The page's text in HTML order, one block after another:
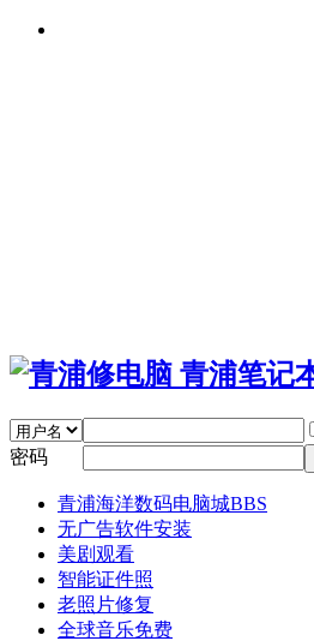
密码
青浦海洋数码电脑城BBS
无广告软件安装
美剧观看
智能证件照
老照片修复
全球音乐免费